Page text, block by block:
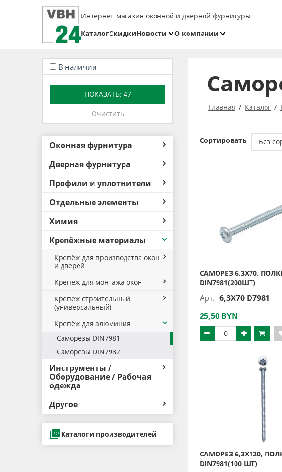
Интернет-магазин оконной и дверной фурнитуры
КаталогСкидкиНовости
О компании
Возврат
В наличии
ПОКАЗАТЬ: 47
Очистить
Оконная фурнитура
Дверная фурнитура
Профили и уплотнители
Отдельные элементы
Химия
Крепёжные материалы
Крепёж для производства окон
и дверей
Крепёж для монтажа окон
Крепёж строительный
(универсальный)
Крепёж для алюминия
Саморезы DIN7981
Саморезы DIN7982
Инструменты /
Оборудование / Рабочая
одежда
Другое
Каталоги производителей
Главная Каталог
Сортировать
САМОРЕЗ 6,3Х70,
DIN7981(200ШТ)
Арт. 6,3X70 D7981
25,50 BYN
САМОРЕЗ 6,3Х120,
DIN7981(100 ШТ)